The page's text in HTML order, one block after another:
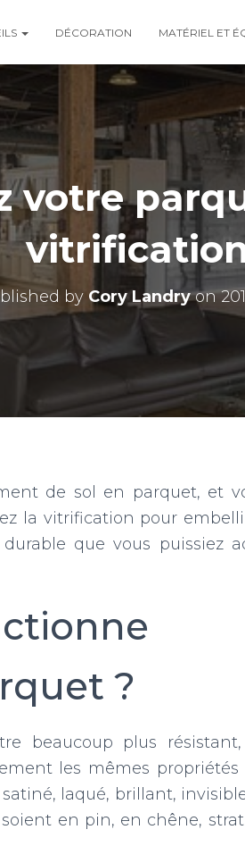
DÉCORATION MATÉRIEL ET
votre
by Cory Landryon
de sol en parquet, et
la vitrification pour
que vous puissiez
?
beaucoup plus
les mêmes propriétés
laqué, brillant,
en pin, en chêne,